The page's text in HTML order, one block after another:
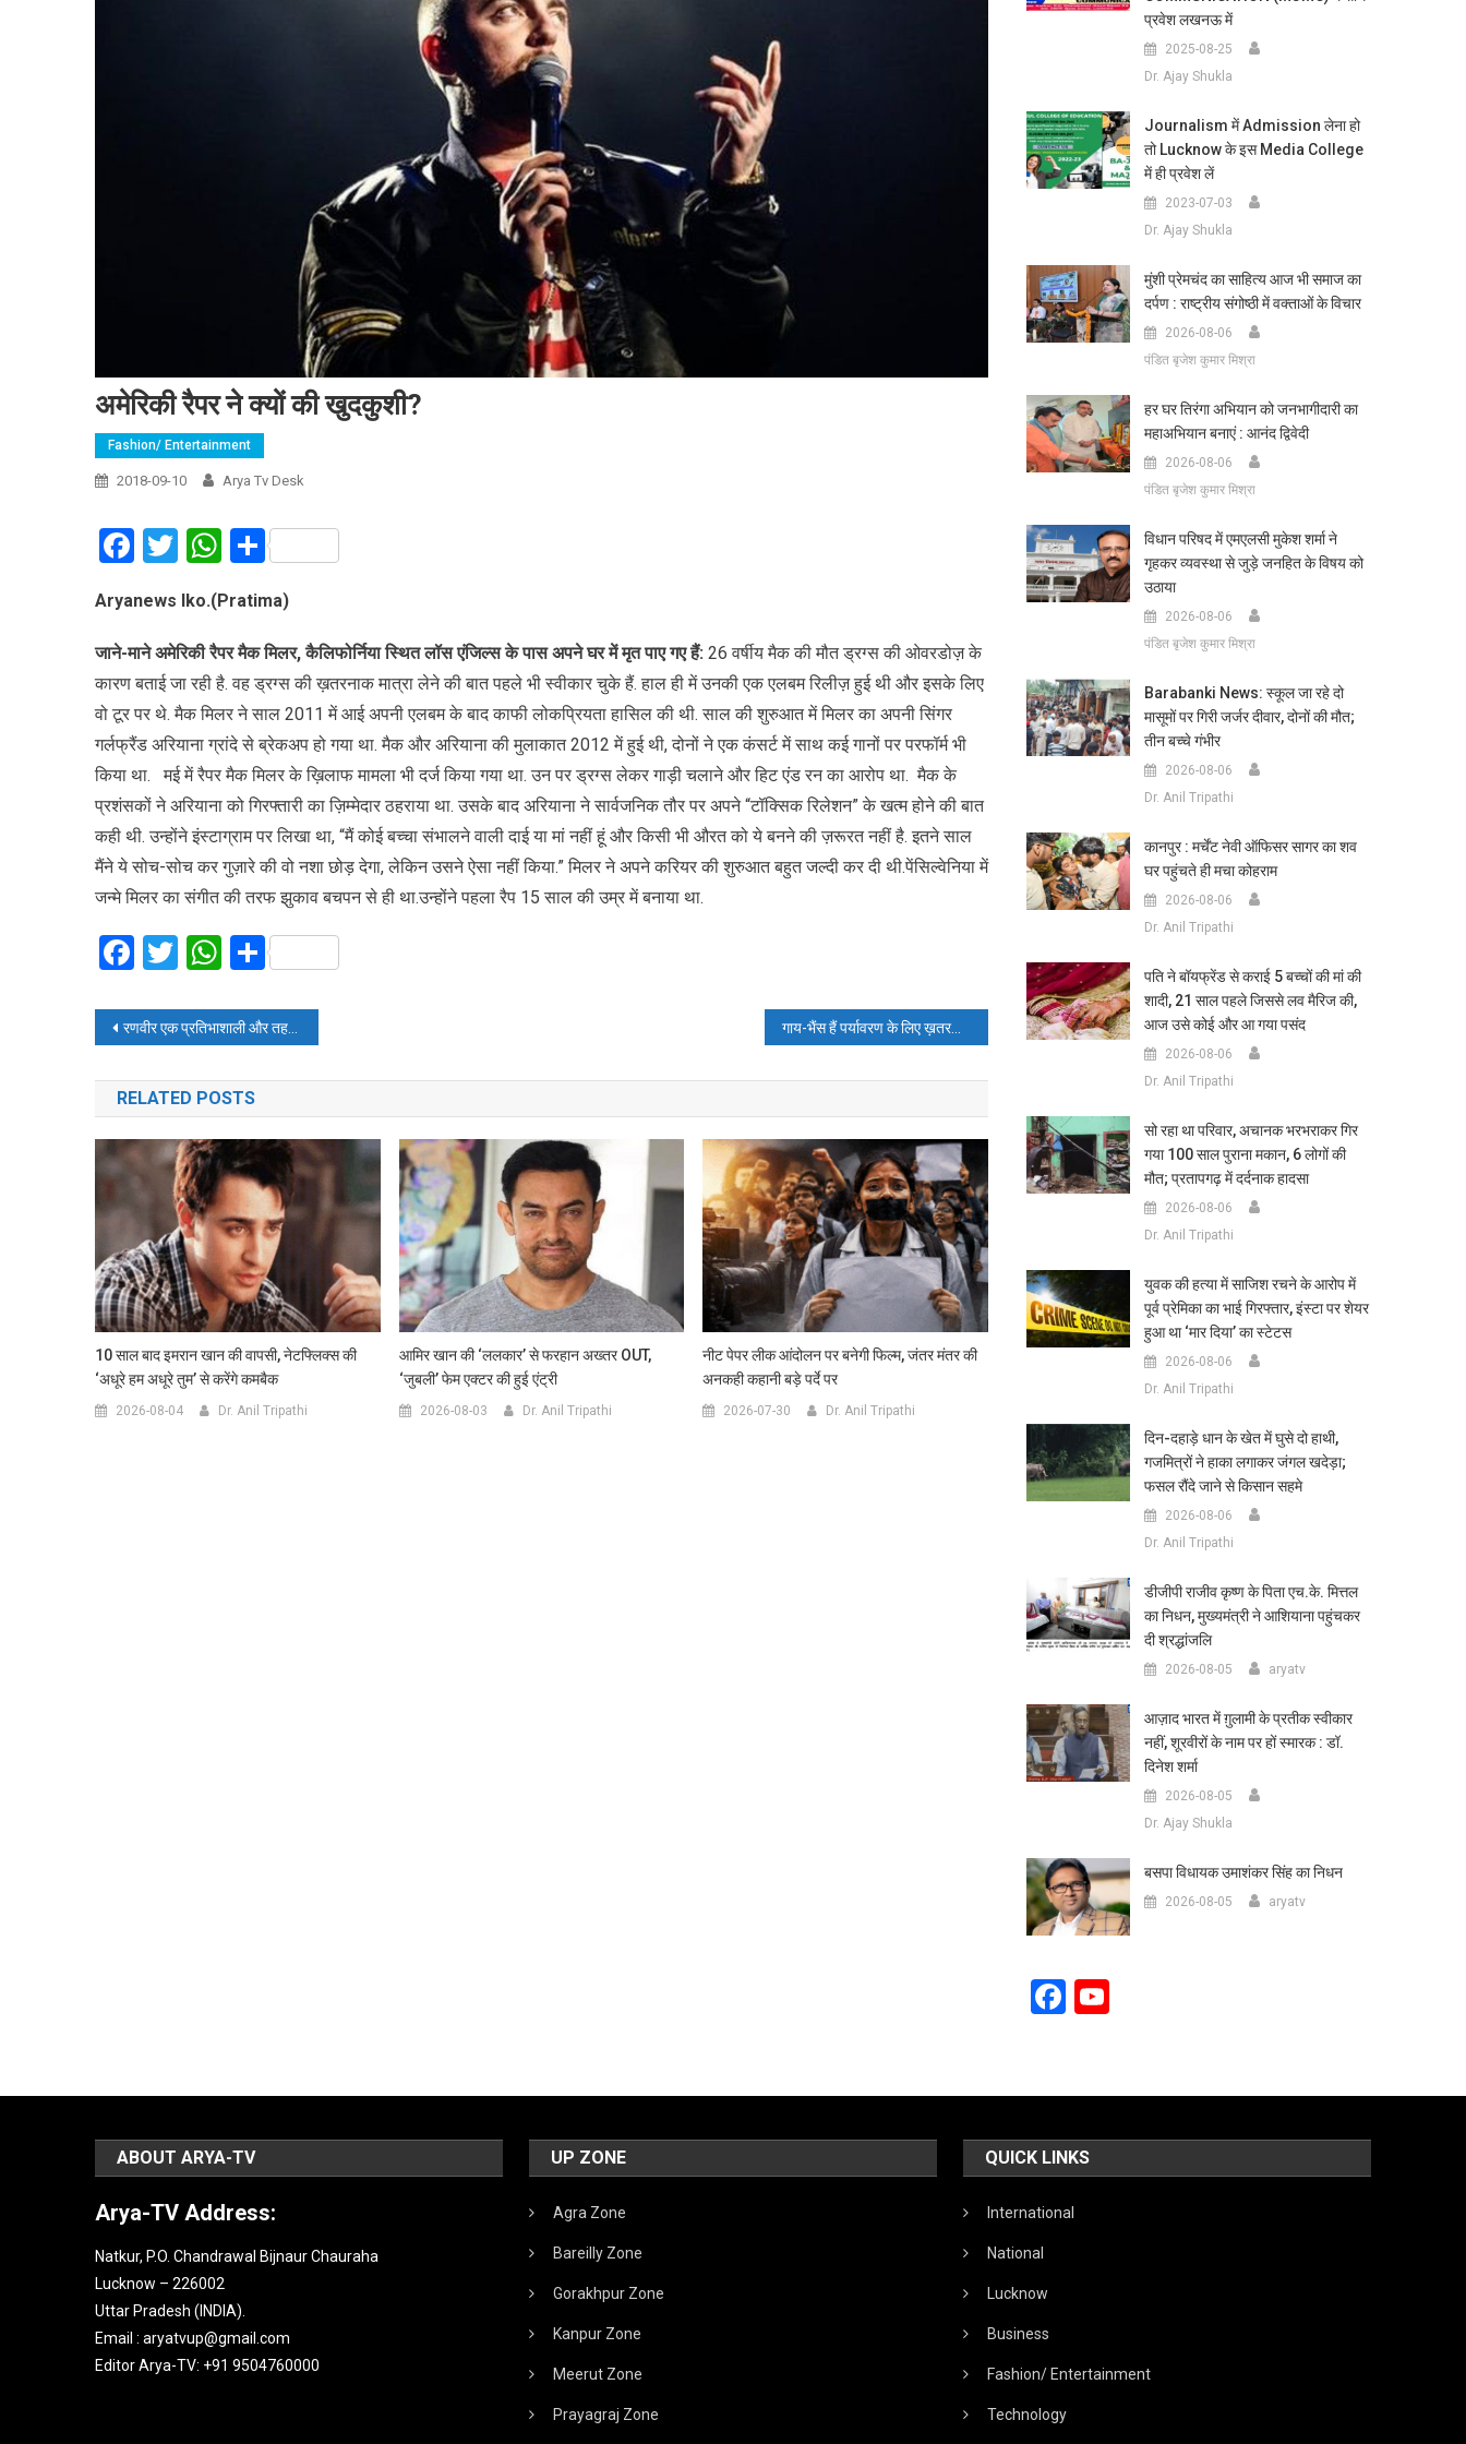
अमेरिकी रैपर ने क्यों की खुदकुशी?
Fashion/ Entertainment
2018-09-10 Arya Tv Desk
Facebook
TwitterWhatsApp
Share
Aryanews lko.(Pratima)
जाने-माने अमेरिकी रैपर मैक मिलर,कैलिफोर्निया स्थित लॉस एंजिल्स के पास अपने घर में मृत पाए गए हैं: 26 वर्षीय मैक की मौत ड्रग्स की ओवरडोज़ के
कारण बताई जा रही है. वह ड्रग्स की ख़तरनाक मात्रा लेने की बात पहले भी स्वीकार चुके हैं. हाल ही में उनकी एक एलबम रिलीज़ हुई थी और इसके लिए
वो टूर पर थे. मैक मिलर ने साल 2011 में आई अपनी एलबम के बाद काफी लोकप्रियता हासिल की थी. साल की शुरुआत में मिलर का अपनी सिंगर
गर्लफ्रैंड अरियाना ग्रांदे से ब्रेकअप हो गया था. मैक और अरियाना की मुलाकात 2012 में हुई थी, दोनों ने एक कंसर्ट में साथ कई गानों पर परफॉर्म भी
किया था. मई में रैपर मैक मिलर के ख़िलाफ मामला भी दर्ज किया गया था. उन पर ड्रग्स लेकर गाड़ी चलाने और हिट एंड रन का आरोप था. मैक के
प्रशंसकों ने अरियाना को गिरफ्तारी का ज़िम्मेदार ठहराया था. उसके बाद अरियाना ने सार्वजनिक तौर पर अपने “टॉक्सिक रिलेशन” के खत्म होने की बात
कही थी. उन्होंने इंस्टाग्राम पर लिखा था, “मैं कोई बच्चा संभालने वाली दाई या मां नहीं हूं और किसी भी औरत को ये बनने की ज़रूरत नहीं है. इतने साल
मैंने ये सोच-सोच कर गुज़ारे की वो नशा छोड़ देगा, लेकिन उसने ऐसा नहीं किया.” मिलर ने अपने करियर की शुरुआत बहुत जल्दी कर दी थी.पेंसिल्वेनिया में
जन्मे मिलर का संगीत की तरफ झुकाव बचपन से ही था.उन्होंने पहला रैप 15 साल की उम्र में बनाया था.
Facebook
TwitterWhatsApp
Share
Post
navigation
रणवीर एक प्रतिभाशाली और तहजीबदार इंसान है:गोविंदा गाय-भैंस हैं पर्यावरण के लिए ख़तरनाक
RELATED POSTS
10 साल बाद इमरान खान की वापसी, नेटफ्लिक्स की
‘अधूरे हम अधूरे तुम’ से करेंगे कमबैक
2026-08-04 Dr. Anil Tripathi
आमिर खान की ‘ललकार’ से फरहान अख्तर OUT,
‘जुबली’ फेम एक्टर की हुई एंट्री
2026-08-03 Dr. Anil Tripathi
नीट पेपर लीक आंदोलन पर बनेगी फिल्म, जंतर मंतर की
अनकही कहानी बड़े पर्दे पर
2026-07-30 Dr. Anil Tripathi
प्रवेश लखनऊ में
2025-08-25
Dr. Ajay Shukla
Journalism में Admission लेना हो
तो Lucknow के इस Media College
में ही प्रवेश लें
2023-07-03
Dr. Ajay Shukla
मुंशी प्रेमचंद का साहित्य आज भी समाज का
दर्पण : राष्ट्रीय संगोष्ठी में वक्ताओं के विचार
2026-08-06
पंडित बृजेश कुमार मिश्रा
हर घर तिरंगा अभियान को जनभागीदारी का
महाअभियान बनाएं : आनंद द्विवेदी
2026-08-06
पंडित बृजेश कुमार मिश्रा
विधान परिषद में एमएलसी मुकेश शर्मा ने
गृहकर व्यवस्था से जुड़े जनहित के विषय को
उठाया
2026-08-06
पंडित बृजेश कुमार मिश्रा
Barabanki News: स्कूल जा रहे दो
मासूमों पर गिरी जर्जर दीवार, दोनों की मौत;
तीन बच्चे गंभीर
2026-08-06
Dr. Anil Tripathi
कानपुर : मर्चेंट नेवी ऑफिसर सागर का शव
घर पहुंचते ही मचा कोहराम
2026-08-06
Dr. Anil Tripathi
पति ने बॉयफ्रेंड से कराई 5 बच्चों की मां की
शादी, 21 साल पहले जिससे लव मैरिज की,
आज उसे कोई और आ गया पसंद
2026-08-06
Dr. Anil Tripathi
सो रहा था परिवार, अचानक भरभराकर गिर
गया 100 साल पुराना मकान, 6 लोगों की
मौत; प्रतापगढ़ में दर्दनाक हादसा
2026-08-06
Dr. Anil Tripathi
युवक की हत्या में साजिश रचने के आरोप में
पूर्व प्रेमिका का भाई गिरफ्तार, इंस्टा पर शेयर
हुआ था ‘मार दिया’ का स्टेटस
2026-08-06
Dr. Anil Tripathi
दिन-दहाड़े धान के खेत में घुसे दो हाथी,
गजमित्रों ने हाका लगाकर जंगल खदेड़ा;
फसल रौंदे जाने से किसान सहमे
2026-08-06
Dr. Anil Tripathi
डीजीपी राजीव कृष्ण के पिता एच.के. मित्तल
का निधन, मुख्यमंत्री ने आशियाना पहुंचकर
दी श्रद्धांजलि
2026-08-05 aryatv
आज़ाद भारत में ग़ुलामी के प्रतीक स्वीकार
नहीं, शूरवीरों के नाम पर हों स्मारक : डॉ.
दिनेश शर्मा
2026-08-05
Dr. Ajay Shukla
बसपा विधायक उमाशंकर सिंह का निधन
2026-08-05 aryatv
Facebook
ABOUT ARYA-TV
Arya-TV Address:
Natkur, P.O. Chandrawal Bijnaur Chauraha
Lucknow – 226002
Uttar Pradesh (INDIA).
Email : aryatvup@gmail.com
Editor Arya-TV: +91 9504760000
UP ZONE
Agra Zone
Bareilly Zone
Gorakhpur Zone
Kanpur Zone
Meerut Zone
Prayagraj Zone
QUICK LINKS
International
National
Lucknow
Business
Fashion/ Entertainment
Technology